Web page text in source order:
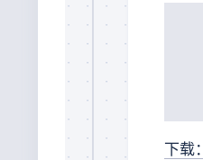
下载